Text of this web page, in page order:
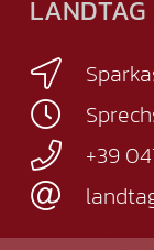
LANDTAG
+39